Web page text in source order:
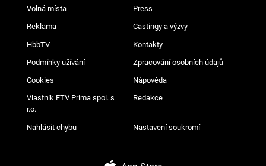
Volná místa Press
Reklama Castingy a výzvy
HbbTV Kontakty
Podmínky užívání Zpracování osobních údajů
Cookies Nápověda
Vlastník FTV Prima spol. s
r.o.
Redakce
Nahlásit chybu Nastavení soukromí